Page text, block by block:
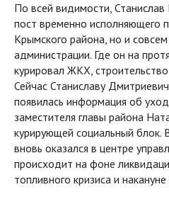
По всей видимости,
пост временно исполняющего
Крымского района, но и совсем
администрации. Где он на
курировал ЖКХ,
Сейчас Станиславу
появилась информация об
заместителя главы района
курирующей социальный блок.
вновь оказался в центре
происходит на фоне
топливного кризиса и